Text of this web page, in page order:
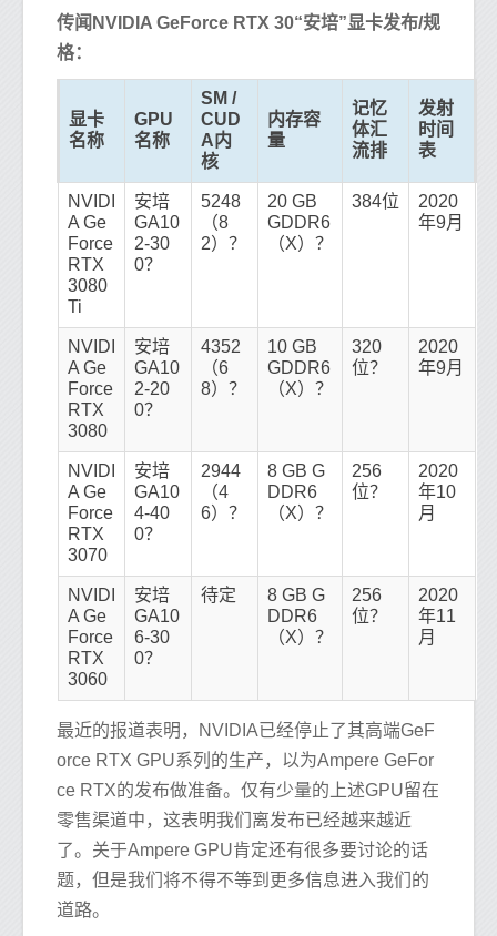
传闻NVIDIA GeForce RTX 30“安培”显卡发布/规
格：
显卡
名称
GPU
名称
SM /
CUD
A内
核
内存容
量
记忆
体汇
流排
发射
时间
表
NVIDI
A Ge
Force
RTX
3080
Ti
安培
GA10
2-30
0？
5248
（8
2）？
20 GB
GDDR6
（X）？
384位
2020
年9月
NVIDI
A Ge
Force
RTX
3080
安培
GA10
2-20
0？
4352
（6
8）？
10 GB
GDDR6
（X）？
320
位？
2020
年9月
NVIDI
A Ge
Force
RTX
3070
安培
GA10
4-40
0？
2944
（4
6）？
8 GB G
DDR6
（X）？
256
位？
2020
年10
月
NVIDI
A Ge
Force
RTX
3060
安培
GA10
6-30
0？
待定
8 GB G
DDR6
（X）？
256
位？
2020
年11
月
最近的报道表明，NVIDIA已经停止了其高端GeF
orce RTX GPU系列的生产，以为Ampere GeFor
ce RTX的发布做准备。仅有少量的上述GPU留在
零售渠道中，这表明我们离发布已经越来越近
了。关于Ampere GPU肯定还有很多要讨论的话
题，但是我们将不得不等到更多信息进入我们的
道路。